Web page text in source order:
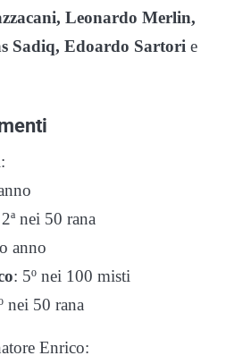
Leonardo Merlin,
Sadiq, Edoardo Sartori e
nei 50 rana
anno
: 5º nei 100 misti
nei 50 rana
Enrico: